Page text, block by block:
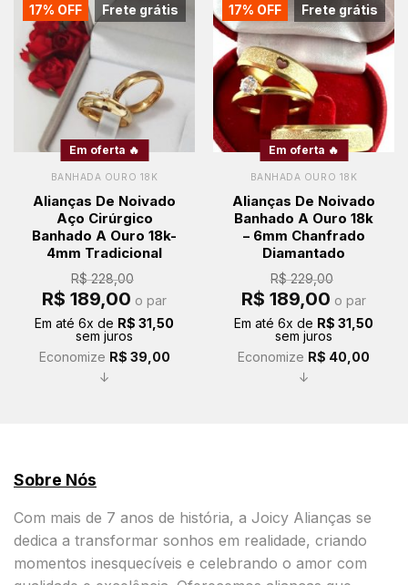
Frete grátis
17% OFF
Em oferta 🔥
BANHADA OURO 18K
Alianças De Noivado
Aço Cirúrgico
Banhado A Ouro 18k-
4mm Tradicional
R$228,00
O
preço
era:
R$ 228,00.
R$ 189,00 preço
é:
R$ 189,00.
o par
Em até 6x de R$ 31,50
sem juros
Economize R$ 39,00
↓
Frete grátis
17% OFF
Em oferta 🔥
BANHADA OURO 18K
Alianças De Noivado
Banhado A Ouro 18k
– 6mm Chanfrado
Diamantado
R$229,00
O
preço
era:
R$ 229,00.
R$ 189,00 preço
é:
R$ 189,00.
o par
Em até 6x de R$ 31,50
sem juros
Economize R$ 40,00
↓
Sobre Nós
Com mais de 7 anos de história, a Joicy Alianças se
dedica a transformar sonhos em realidade, criando
momentos inesquecíveis e celebrando o amor com